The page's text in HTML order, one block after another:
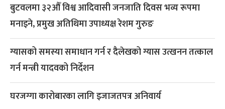
बुटवलमा ३२औँ विश्व आदिवासी जनजाति दिवस भव्य रूपमा
मनाइने, प्रमुख अतिथिमा उपाध्यक्ष रेशम गुरुङ
ग्यासको समस्या समाधान गर्न र दैलेखको ग्यास उत्खनन तत्काल
गर्न मन्त्री यादवको निर्देशन
घरजग्गा कारोबारका लागि इजाजतपत्र अनिवार्य